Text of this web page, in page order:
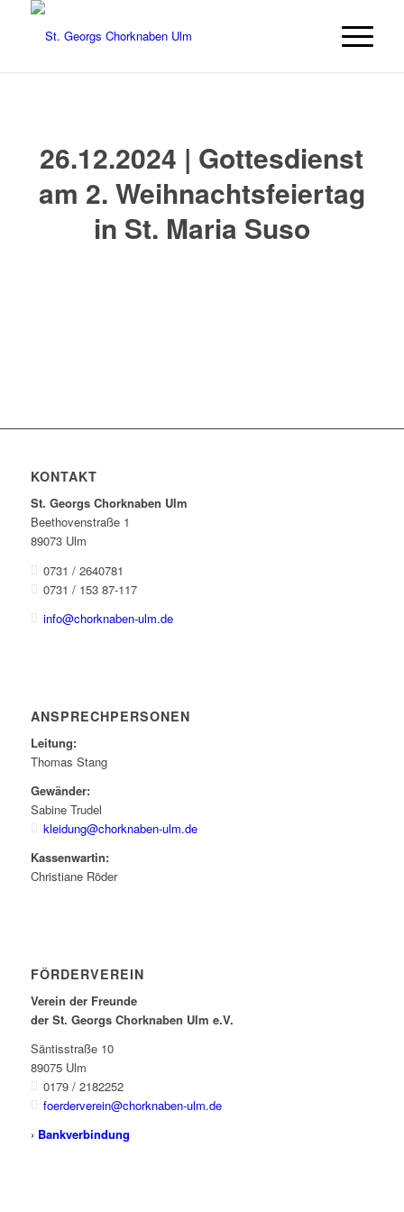
26.12.2024 | Gottesdienst
am 2. Weihnachtsfeiertag
in St. Maria Suso
KONTAKT
St. Georgs Chorknaben Ulm
Beethovenstraße 1
89073 Ulm
0731 / 2640781
0731 / 153 87-117
info@chorknaben-ulm.de
ANSPRECHPERSONEN
Leitung:
Thomas Stang
Gewänder:
Sabine Trudel
kleidung@chorknaben-ulm.de
Kassenwartin:
Christiane Röder
FÖRDERVEREIN
Verein der Freunde
der St. Georgs Chorknaben Ulm e.V.
Säntisstraße 10
89075 Ulm
0179 / 2182252
foerderverein@chorknaben-ulm.de
› Bankverbindung